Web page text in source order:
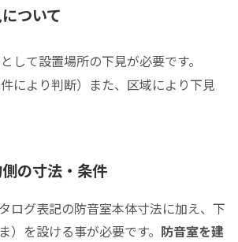
のうえ入力して下さい ※必須
0
額
ついて
して設置場所の下見が必要です。
件により判断）また、区域により下見
の寸法・条件
ログ表記の防音室本体寸法に加え、下
）を設ける事が必要です。 防音室を建